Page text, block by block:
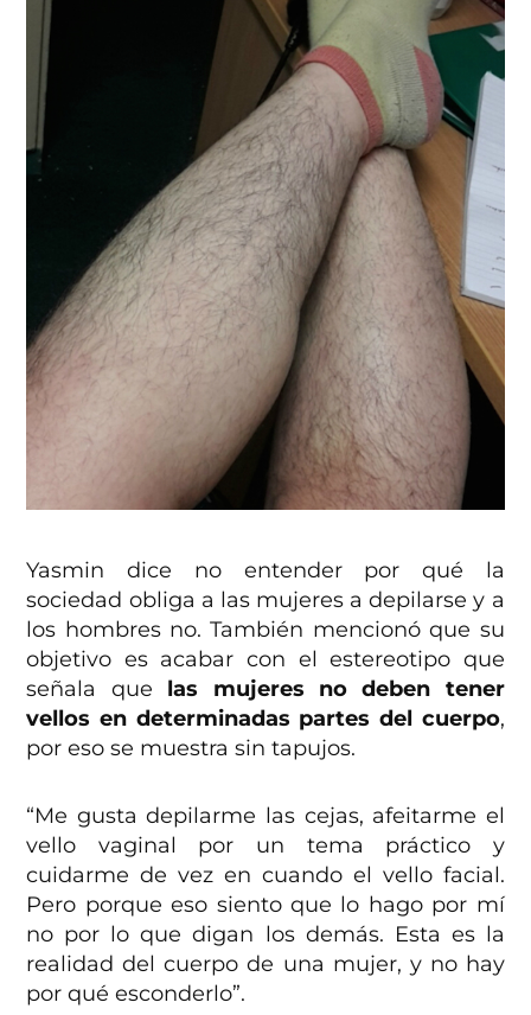
Yasmin dice no entender por qué la
sociedad obliga a las mujeres a depilarse y a
los hombres no. También mencionó que su
objetivo es acabar con el estereotipo que
señala que las mujeres no deben tener
vellos en determinadas partes del cuerpo,
por eso se muestra sin tapujos.
“Me gusta depilarme las cejas, afeitarme el
vello vaginal por un tema práctico y
cuidarme de vez en cuando el vello facial.
Pero porque eso siento que lo hago por mí
no por lo que digan los demás. Esta es la
realidad del cuerpo de una mujer, y no hay
por qué esconderlo”.